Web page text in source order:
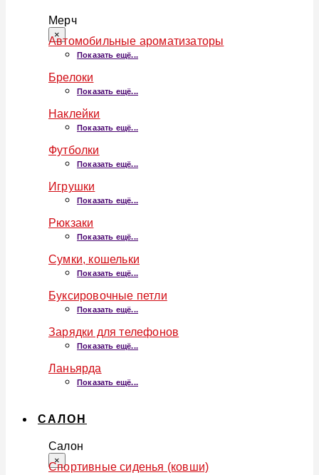
Мерч
×
Автомобильные ароматизаторы
Показать ещё...
Брелоки
Показать ещё...
Наклейки
Показать ещё...
Футболки
Показать ещё...
Игрушки
Показать ещё...
Рюкзаки
Показать ещё...
Сумки, кошельки
Показать ещё...
Буксировочные петли
Показать ещё...
Зарядки для телефонов
Показать ещё...
Ланьярда
Показать ещё...
САЛОН
Салон
×
Спортивные сиденья (ковши)